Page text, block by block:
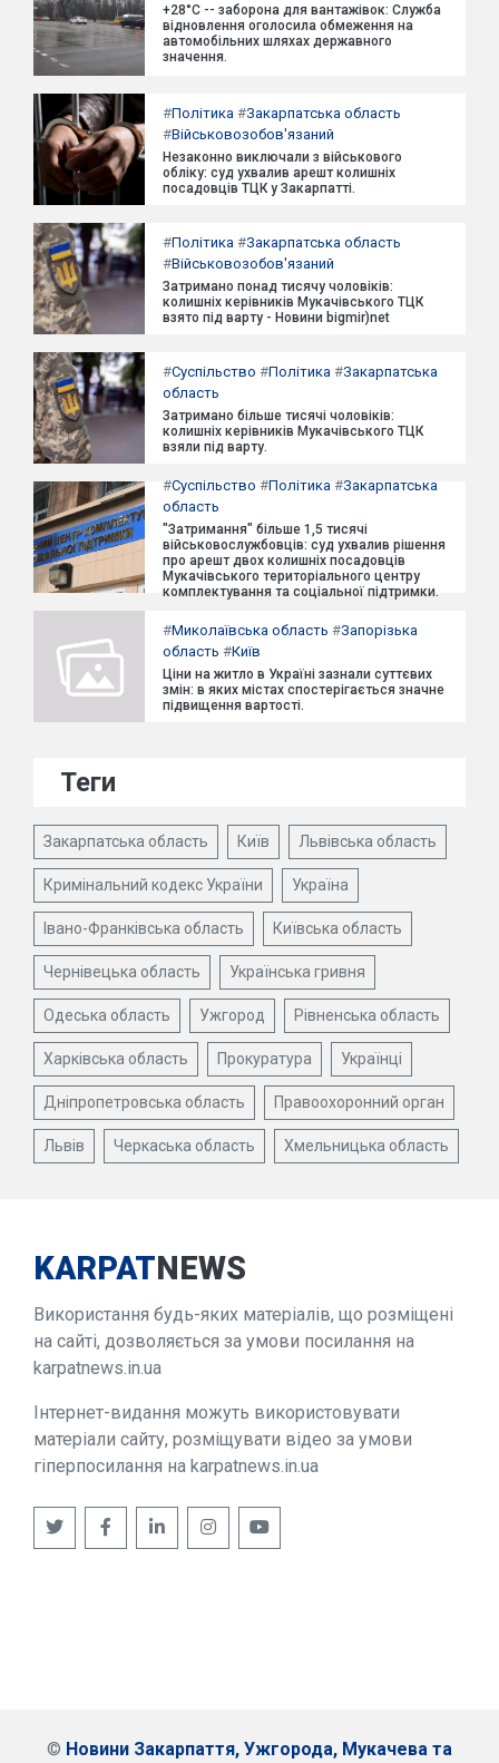
+28°C -- заборона для вантажівок: Служба
відновлення оголосила обмеження на
автомобільних шляхах державного
значення.
#Політика #Закарпатська область
#Військовозобов'язаний
Незаконно виключали з військового
обліку: суд ухвалив арешт колишніх
посадовців ТЦК у Закарпатті.
#Політика #Закарпатська область
#Військовозобов'язаний
Затримано понад тисячу чоловіків:
колишніх керівників Мукачівського ТЦК
взято під варту - Новини bigmir)net
#Суспільство #Політика #Закарпатська
область
Затримано більше тисячі чоловіків:
колишніх керівників Мукачівського ТЦК
взяли під варту.
#Суспільство #Політика #Закарпатська
область
"Затримання" більше 1,5 тисячі
військовослужбовців: суд ухвалив рішення
про арешт двох колишніх посадовців
Мукачівського територіального центру
комплектування та соціальної підтримки.
#Миколаївська область #Запорізька
область #Київ
Ціни на житло в Україні зазнали суттєвих
змін: в яких містах спостерігається значне
підвищення вартості.
Теги
Закарпатська область Київ Львівська область
Кримінальний кодекс України Україна
Івано-Франківська область Київська область
Чернівецька область Українська гривня
Одеська область Ужгород Рівненська область
Харківська область Прокуратура Українці
Дніпропетровська область Правоохоронний орган
Львів Черкаська область Хмельницька область
KARPATNEWS
Використання будь-яких матеріалів, що розміщені
на сайті, дозволяється за умови посилання на
karpatnews.in.ua
Інтернет-видання можуть використовувати
матеріали сайту, розміщувати відео за умови
гіперпосилання на karpatnews.in.ua
© Новини Закарпаття, Ужгорода, Мукачева та